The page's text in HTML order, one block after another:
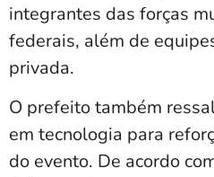
integrantes das forças
federais, além de
privada.
O prefeito também
em tecnologia para
do evento. De acordo